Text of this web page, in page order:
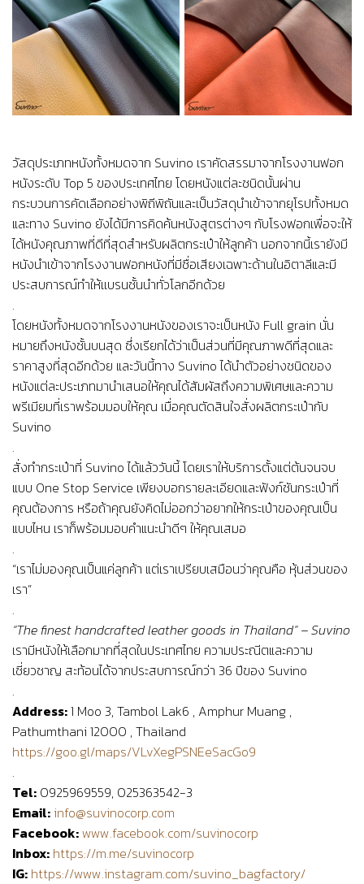
วัสดุประเภทหนังทั้งหมดจาก Suvino เราคัดสรรมาจากโรงงานฟอก
หนังระดับ Top 5 ของประเทศไทย โดยหนังแต่ละชนิดนั้นผ่าน
กระบวนการคัดเลือกอย่างพิถีพิถันและเป็นวัสดุนำเข้าจากยุโรปทั้งหมด
และทาง Suvino ยังได้มีการคิดค้นหนังสูตรต่างๆ กับโรงฟอกเพื่อจะให้
ได้หนังคุณภาพที่ดีที่สุดสำหรับผลิตกระเป๋าให้ลูกค้า นอกจากนี้เรายังมี
หนังนำเข้าจากโรงงานฟอกหนังที่มีชื่อเสียงเฉพาะด้านในอิตาลีและมี
ประสบการณ์ทำให้เเบรนชั้นนำทั่วโลกอีกด้วย
.
โดยหนังทั้งหมดจากโรงงานหนังของเราจะเป็นหนัง Full grain นั่น
หมายถึงหนังชั้นบนสุด ซึ่งเรียกได้ว่าเป็นส่วนที่มีคุณภาพดีที่สุดและ
ราคาสูงที่สุดอีกด้วย และวันนี้ทาง Suvino ได้นำตัวอย่างชนิดของ
หนังแต่ละประเภทมานำเสนอให้คุณได้สัมผัสถึงความพิเศษและความ
พรีเมียมที่เราพร้อมมอบให้คุณ เมื่อคุณตัดสินใจสั่งผลิตกระเป๋ากับ
Suvino
.
สั่งทำกระเป๋าที่ Suvino ได้แล้ววันนี้ โดยเราให้บริการตั้งแต่ต้นจนจบ
แบบ One Stop Service เพียงบอกรายละเอียดและฟังก์ชันกระเป๋าที่
คุณต้องการ หรือถ้าคุณยังคิดไม่ออกว่าอยากให้กระเป๋าของคุณเป็น
แบบไหน เราก็พร้อมมอบคำแนะนำดีๆ ให้คุณเสมอ
.
“เราไม่มองคุณเป็นแค่ลูกค้า แต่เราเปรียบเสมือนว่าคุณคือ หุ้นส่วนของ
เรา”
.
“The finest handcrafted leather goods in Thailand” – Suvino
เรามีหนังให้เลือกมากที่สุดในประเทศไทย ความประณีตและความ
เชี่ยวชาญ สะท้อนได้จากประสบการณ์กว่า 36 ปีของ Suvino
.
Address:1 Moo 3, Tambol Lak6 , Amphur Muang ,
Pathumthani 12000 , Thailand
https://goo.gl/maps/VLvXegPSNEeSacGo9
.
Tel: 0925969559, 025363542-3
Email: info@suvinocorp.com
Facebook:www.facebook.com/suvinocorp
Inbox: https://m.me/suvinocorp
IG: https://www.instagram.com/suvino_bagfactory/